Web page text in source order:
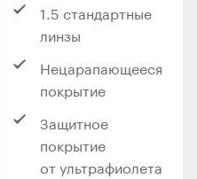
1.5 стандартные
линзы
Нецарапающееся
покрытие
Защитное
покрытие
от ультрафиолета